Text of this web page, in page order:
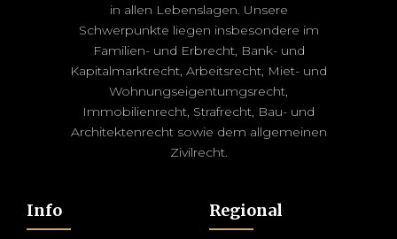
in allen Lebenslagen. Unsere
Schwerpunkte liegen insbesondere im
Familien- und Erbrecht, Bank- und
Kapitalmarktrecht, Arbeitsrecht, Miet- und
Wohnungseigentumgsrecht,
Immobilienrecht, Strafrecht, Bau- und
Architektenrecht sowie dem allgemeinen
Zivilrecht.
Info Regional